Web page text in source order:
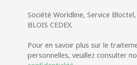
Société Worldline, Service Bloctel,
BLOIS CEDEX.
Pour en savoir plus sur le
personnelles, veuillez consulter